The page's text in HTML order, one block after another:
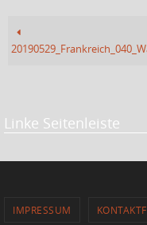
Linke Seitenleiste
IMPRESSUM